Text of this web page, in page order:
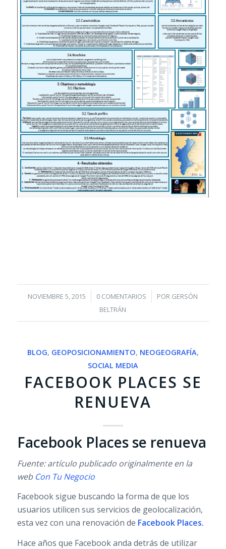
NOVIEMBRE 5, 2015
/ 0 COMENTARIOS
/ POR GERSÓN
BELTRÁN
BLOG, GEOPOSICIONAMIENTO, NEOGEOGRAFÍA,
SOCIAL MEDIA
FACEBOOK PLACES SE
RENUEVA
Facebook Places se renueva
Fuente: artículo publicado originalmente en la
web Con Tu Negocio
Facebook sigue buscando la forma de que los
usuarios utilicen sus servicios de geolocalización,
esta vez con una renovación de Facebook Places.
Hace años que Facebook anda detrás de utilizar